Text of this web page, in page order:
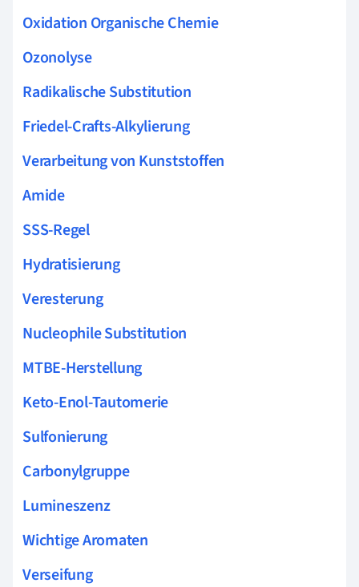
Oxidation Organische Chemie
Ozonolyse
Radikalische Substitution
Friedel-Crafts-Alkylierung
Verarbeitung von Kunststoffen
Amide
SSS-Regel
Hydratisierung
Veresterung
Nucleophile Substitution
MTBE-Herstellung
Keto-Enol-Tautomerie
Sulfonierung
Carbonylgruppe
Lumineszenz
Wichtige Aromaten
Verseifung